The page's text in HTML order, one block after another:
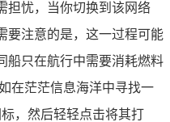
担忧，当你切换到该网络
要注意的是，这一过程可能
船只在航行中需要消耗燃料
在茫茫信息海洋中寻找一
，然后轻轻点击将其打